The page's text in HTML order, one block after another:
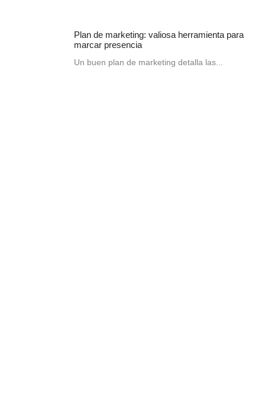
Plan de marketing: valiosa herramienta para
marcar presencia
Un buen plan de marketing detalla las...